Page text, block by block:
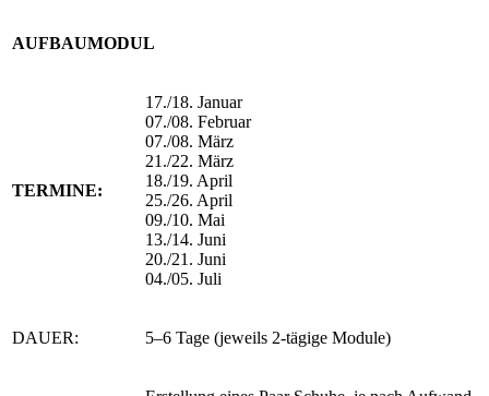
AUFBAUMODUL
TERMINE:
17./18. Januar
07./08. Februar
07./08. März
21./22. März
18./19. April
25./26. April
09./10. Mai
13./14. Juni
20./21. Juni
04./05. Juli
DAUER: 5–6 Tage (jeweils 2-tägige Module)